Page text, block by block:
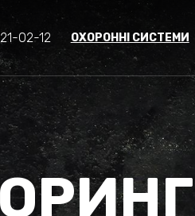
02-12 ОХОРОННІ СИСТЕМИ